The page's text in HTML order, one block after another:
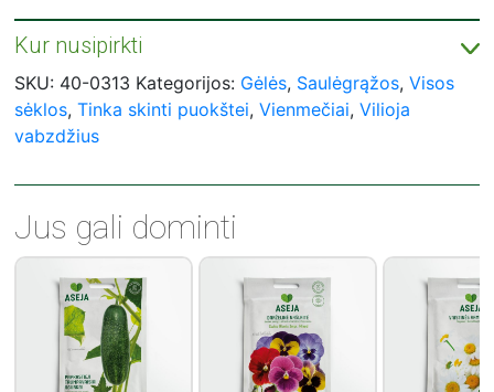
Kur nusipirkti
ASEJA sėklų įsigykite prekybos centruose visoje Lietuvoje:
Prekybos centrai „Agroaibė“;
Prekybos centrai „Bikuva“;
Prekybos centrai „Čia Market“;
Prekybos centrai „Gulbelė“;
Prekybos centrai „IKI“;
Prekybos centrai „RIMI“;
Prekybos centrai „Svaita“;
Prekybos centrai „Utenos prekyba“;
Prekybos centrai „Žirnis“.
SKU: 40-0313 Kategorijos: Gėlės, Saulėgrąžos,Visos
sėklos,Tinka skinti puokštei,Vienmečiai,Vilioja
vabzdžius
Jus gali dominti